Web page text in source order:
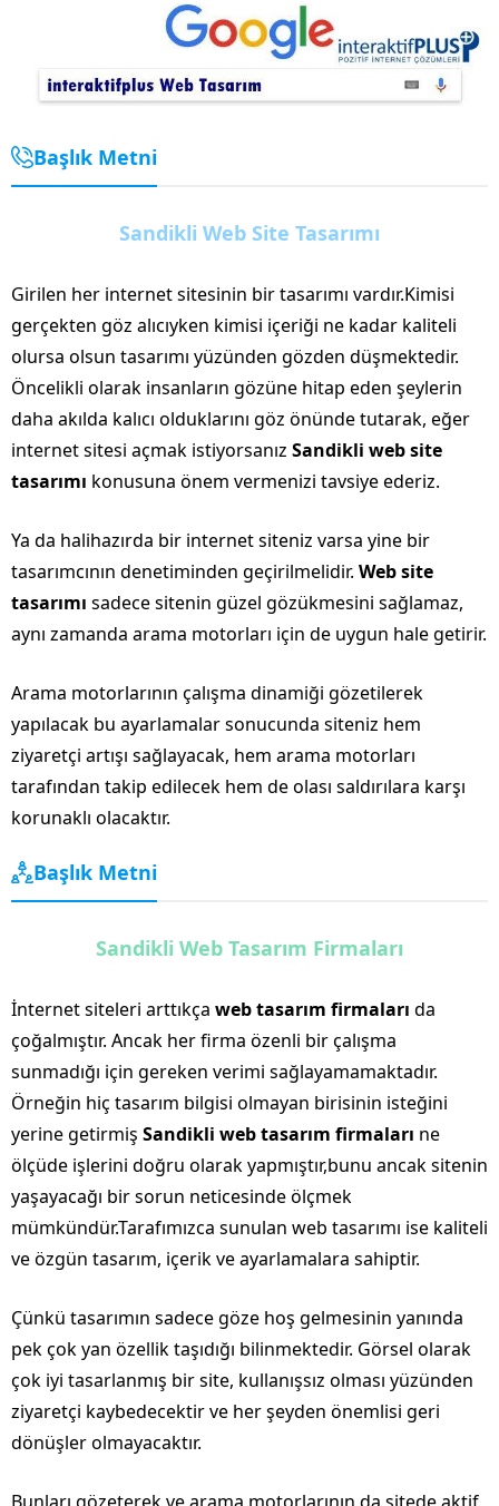
Başlık Metni
Sandikli Web Site Tasarımı
Girilen her internet sitesinin bir tasarımı vardır.Kimisi
gerçekten göz alıcıyken kimisi içeriği ne kadar kaliteli
olursa olsun tasarımı yüzünden gözden düşmektedir.
Öncelikli olarak insanların gözüne hitap eden şeylerin
daha akılda kalıcı olduklarını göz önünde tutarak, eğer
internet sitesi açmak istiyorsanız Sandikli web site
tasarımı konusuna önem vermenizi tavsiye ederiz.
Ya da halihazırda bir internet siteniz varsa yine bir
tasarımcının denetiminden geçirilmelidir. Web site
tasarımı sadece sitenin güzel gözükmesini sağlamaz,
aynı zamanda arama motorları için de uygun hale getirir.
Arama motorlarının çalışma dinamiği gözetilerek
yapılacak bu ayarlamalar sonucunda siteniz hem
ziyaretçi artışı sağlayacak, hem arama motorları
tarafından takip edilecek hem de olası saldırılara karşı
korunaklı olacaktır.
Başlık Metni
Sandikli Web Tasarım Firmaları
İnternet siteleri arttıkça web tasarım firmaları da
çoğalmıştır. Ancak her firma özenli bir çalışma
sunmadığı için gereken verimi sağlayamamaktadır.
Örneğin hiç tasarım bilgisi olmayan birisinin isteğini
yerine getirmiş Sandikli web tasarım firmaları ne
ölçüde işlerini doğru olarak yapmıştır,bunu ancak sitenin
yaşayacağı bir sorun neticesinde ölçmek
mümkündür.Tarafımızca sunulan web tasarımı ise kaliteli
ve özgün tasarım, içerik ve ayarlamalara sahiptir.
Çünkü tasarımın sadece göze hoş gelmesinin yanında
pek çok yan özellik taşıdığı bilinmektedir. Görsel olarak
çok iyi tasarlanmış bir site, kullanışsız olması yüzünden
ziyaretçi kaybedecektir ve her şeyden önemlisi geri
dönüşler olmayacaktır.